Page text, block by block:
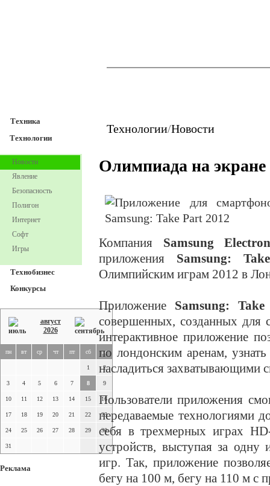
Техника
Технологии
Новости
Явление
Безопасность
Полигон
Интернет
Софт
Игры
Технобизнес
Конкурсы
август
2026
пн вт ср чт пт сб вс
1 2
3 4 5 6 7 8 9
10 11 12 13 14 15 16
17 18 19 20 21 22 23
24 25 26 27 28 29 30
31
Реклама
Технологии/Новости
Олимпиада на
Компания Samsung
приложения Samsung:
Олимпийским играм 2012 в
Приложение Samsung:
совершенных, созданных для
интерактивное приложение
по лондонским аренам,
насладиться захватывающими
Пользователи приложения
передаваемые технологиями
себя в трехмерных играх
устройств, выступая за одну
игр. Так, приложение
бегу на 100 м, бегу на 110 м с